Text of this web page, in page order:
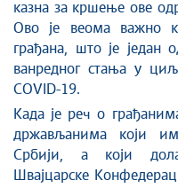
казна за кршење ове
Ово је веома важно
грађана, што је један
ванредног стања у
COVID-19.
Када је реч о
држављанима који
Србији, а који
Швајцарске